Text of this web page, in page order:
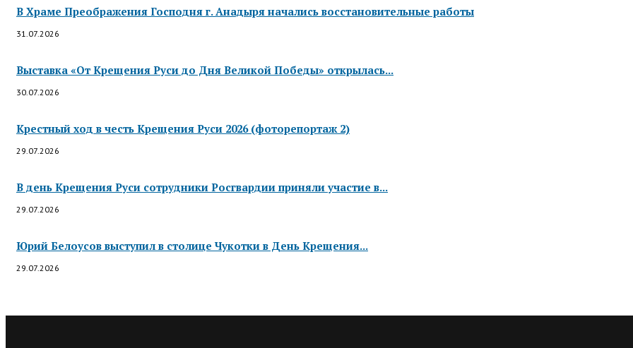
В Храме Преображения Господня г. Анадыря начались восстановительные работы
31.07.2026
Выставка «От Крещения Руси до Дня Великой Победы» открылась...
30.07.2026
Крестный ход в честь Крещения Руси 2026 (фоторепортаж 2)
29.07.2026
В день Крещения Руси сотрудники Росгвардии приняли участие в...
29.07.2026
Юрий Белоусов выступил в столице Чукотки в День Крещения...
29.07.2026